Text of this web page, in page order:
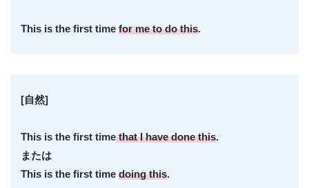
This is the first timefor me to do this.
[自然]
This is the first timethat I have done this.
または
This is the first timedoing this.